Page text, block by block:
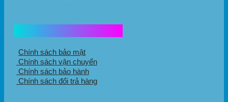
Chính sách bảo mật
Chính sách vận chuyển
Chính sách bảo hành
Chính sách đổi trả hàng